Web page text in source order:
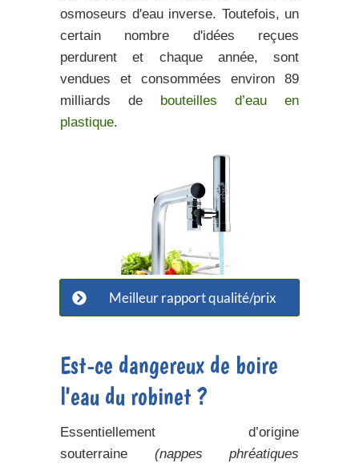
osmoseurs d'eau inverse. Toutefois, un
certain nombre d'idées reçues
perdurent et chaque année, sont
vendues et consommées environ 89
milliards de bouteilles d’eau en
plastique.
Meilleur rapport qualité/prix
Est-ce dangereux de boire
l'eau du robinet ?
Essentiellement d’origine
souterraine (nappes phréatiques